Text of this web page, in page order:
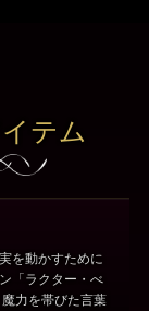
テム
を動かすために
「ラクター・べ
力を帯びた言葉